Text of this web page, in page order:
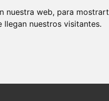
nuestra web, para
nuestros visitantes.